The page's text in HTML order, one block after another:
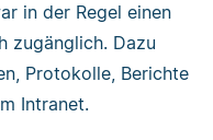
in der Regel einen
zugänglich. Dazu
Protokolle, Berichte
Intranet.